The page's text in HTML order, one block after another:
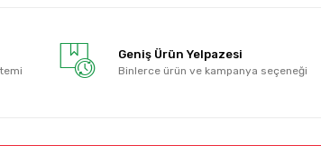
Geniş Ürün Yelpazesi
Binlerce ürün ve kampanya seçeneği